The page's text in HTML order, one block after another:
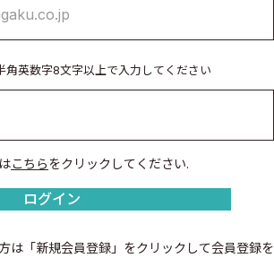
角英数字8文字以上で入力してください
こちら をクリックしてください.
ログイン
は「新規会員登録」をクリックして会員登録を